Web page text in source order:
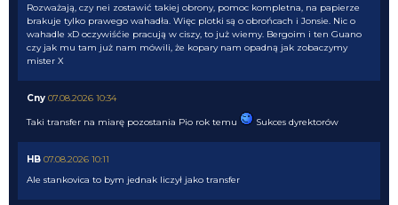
Rozważają, czy nei zostawić takiej obrony, pomoc kompletna, na papierze
brakuje tylko prawego wahadła. Więc plotki są o obrońcach i Jonsie. Nic o
wahadle xD oczywiśćie pracują w ciszy, to już wiemy. Bergoim i ten Guano
czy jak mu tam już nam mówili, że kopary nam opadną jak zobaczymy
mister X
Cny 07.08.2026 10:34
Taki transfer na miarę pozostania Pio rok temu Sukces dyrektorów
HB 07.08.2026 10:11
Ale stankovica to bym jednak liczył jako transfer